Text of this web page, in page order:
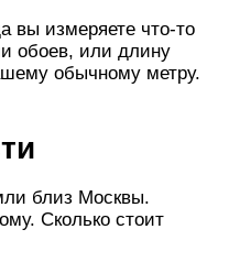
вы измеряете что-то
обоев, или длину
обычному метру.
близ Москвы.
Сколько стоит